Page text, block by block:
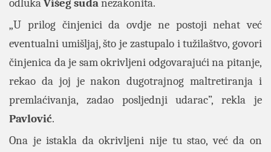
odlukaVišeg sudanezakonita.
„U prilog činjenici da ovdje ne postoji nehat već
eventualni umišljaj, što je zastupalo i tužilaštvo, govori
činjenica da je sam okrivljeni odgovarajući na pitanje,
rekao da joj je nakon dugotrajnog maltretiranja i
premlaćivanja, zadao posljednji udarac”, rekla je
Pavlović.
Ona je istakla da okrivljeni nije tu stao, već da on